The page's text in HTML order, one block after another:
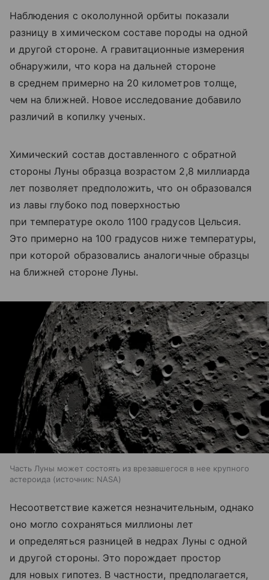
Наблюдения с окололунной орбиты показали
разницу в химическом составе породы на одной
и другой стороне. А гравитационные измерения
обнаружили, что кора на дальней стороне
в среднем примерно на 20 километров толще,
чем на ближней. Новое исследование добавило
различий в копилку ученых.
Химический состав доставленного с обратной
стороны Луны образца возрастом 2,8 миллиарда
лет позволяет предположить, что он образовался
из лавы глубоко под поверхностью
при температуре около 1100 градусов Цельсия.
Это примерно на 100 градусов ниже температуры,
при которой образовались аналогичные образцы
на ближней стороне Луны.
Часть Луны может состоять из врезавшегося в нее крупного
астероида
источник: NASA
Несоответствие кажется незначительным, однако
оно могло сохраняться миллионы лет
и определяться разницей в недрах Луны с одной
и другой стороны. Это порождает простор
для новых гипотез. В частности, предполагается,